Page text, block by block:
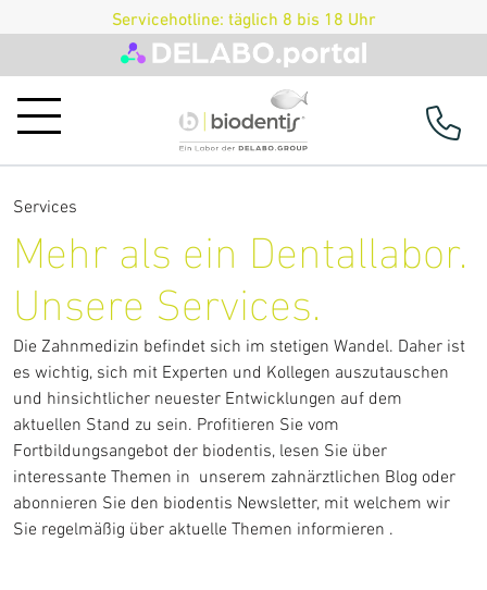
Servicehotline: täglich 8 bis 18 Uhr
Produkte
Implantatprothetik
Schienen
Prothesen
Provisorien
Retainer
Abformung
Services
Mehr als ein Dentallabor.
Unsere Services.
Die Zahnmedizin befindet sich im stetigen Wandel. Daher ist
es wichtig, sich mit Experten und Kollegen auszutauschen
und hinsichtlicher neuester Entwicklungen auf dem
aktuellen Stand zu sein. Profitieren Sie vom
Fortbildungsangebot der biodentis, lesen Sie über
interessante Themen in unserem zahnärztlichen Blog oder
abonnieren Sie den biodentis Newsletter, mit welchem wir
Sie regelmäßig über aktuelle Themen informieren .